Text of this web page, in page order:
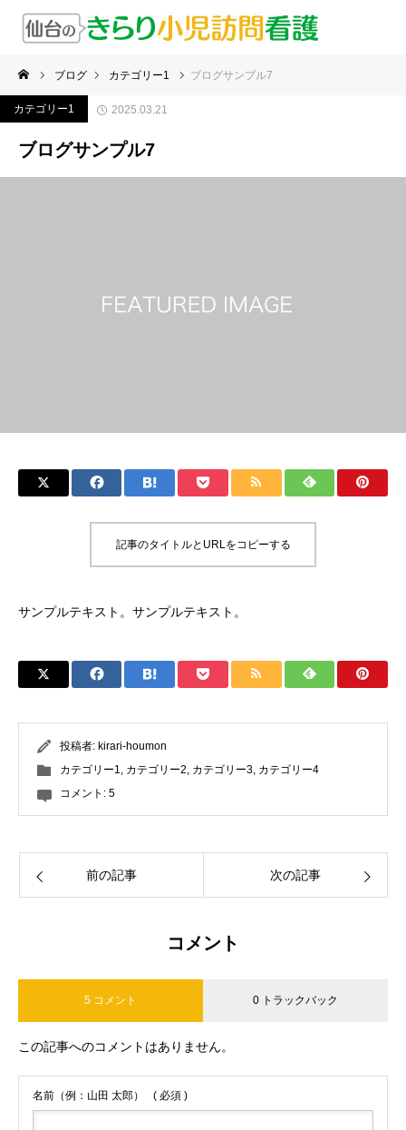
ブログ カテゴリー1 ブログサンプル7
カテゴリー1 2025.03.21
ブログサンプル7
記事のタイトルとURLをコピーする
サンプルテキスト。サンプルテキスト。
投稿者: kirari-houmon
カテゴリー1
カテゴリー2 カテゴリー3 カテゴリー4
コメント: 5
前の記事 次の記事
コメント
5 コメント 0 トラックバック
この記事へのコメントはありません。
名前（例：山田 太郎） ( 必須 )